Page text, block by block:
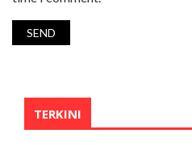
TERKINI